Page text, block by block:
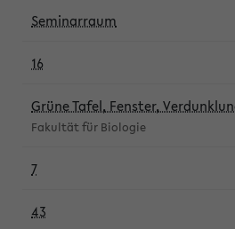
Seminarraum
16
Grüne Tafel, Fenster,
Fakultät für Biologie
7
43